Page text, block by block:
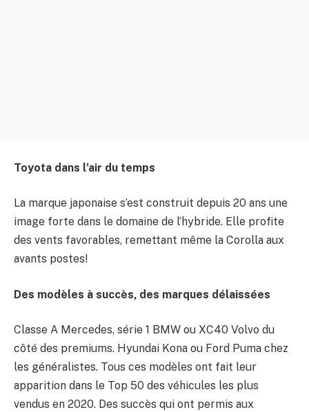
Toyota dans l’air du temps
La marque japonaise s’est construit depuis 20 ans une
image forte dans le domaine de l’hybride. Elle profite
des vents favorables, remettant même la Corolla aux
avants postes!
Des modèles à succès, des marques délaissées
Classe A Mercedes, série 1 BMW ou XC40 Volvo du
côté des premiums. Hyundai Kona ou Ford Puma chez
les généralistes. Tous ces modèles ont fait leur
apparition dans le Top 50 des véhicules les plus
vendus en 2020. Des succès qui ont permis aux